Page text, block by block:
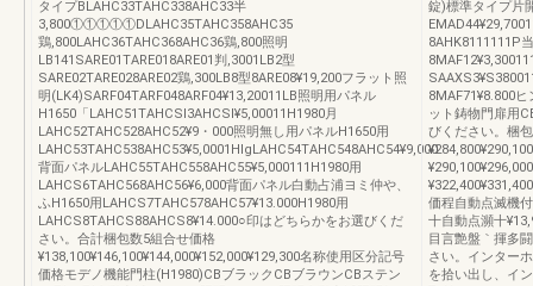
タイプBLAHC33TAHC338AHC33半
3,800①①①①①DLAHC35TAHC358AHC35
鶏,800LAHC36TAHC368AHC36鶏,800照明
LB141SARE01TARE018ARE01判,3001LB2型
SARE02TARE028ARE02鶏,300LB8型8ARE08¥19,200フラット照
明(LK4)SARF04TARF048ARF04¥13,20011LB照明用パネル
H1650「LAHC51TAHCSl3AHCSl¥5,00011H1980月
LAHC52TAHC528AHC52¥9・000照明無し用パネルH1650用
LAHC53TAHC538AHC53¥5,0001HlgLAHC54TAHC548AHC54¥9,000
背面パネルLAHC55TAHC558AHC55¥5,000111H1980用
LAHCS6TAHC568AHC56¥6,000背面パネル白動占浦ヨミ仲や、
ふH1650用LAHCS7TAHC578AHC57¥13.000H1980用
LAHCS8TAHCS88AHCS8¥14.000○印はどちらかをお選びくだ
さい。合計梱包数5組合せ価格
¥138,100¥146,100¥144,000¥152,000¥129,300名称使用区分記号
価格モデノ機能門柱(H1980)CBブラックCBブラウンCBステン
錠)標準タイプ片
8AHK8111111P
8MAF71¥8.800
ット鋳物門扉用
びください。梱
価程自動点滅機
十自動点瀕十
目言艶盤｀揮多
さい。インター
を拾い出し、イ